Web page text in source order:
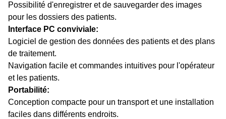
Possibilité d'enregistrer et de sauvegarder des images
pour les dossiers des patients.
Interface PC conviviale:
Logiciel de gestion des données des patients et des plans
de traitement.
Navigation facile et commandes intuitives pour l'opérateur
et les patients.
Portabilité:
Conception compacte pour un transport et une installation
faciles dans différents endroits.